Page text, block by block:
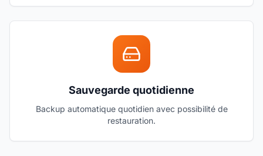
Sauvegarde quotidienne
Backup automatique quotidien avec possibilité de
restauration.